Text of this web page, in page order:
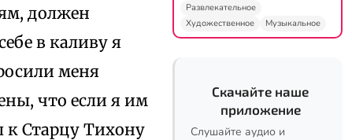
должен
в каливу я
меня
что если я им
к Старцу Тихону
Развлекательное
Художественное
Музыкальное
Скачайте наше
приложение
Слушайте аудио и